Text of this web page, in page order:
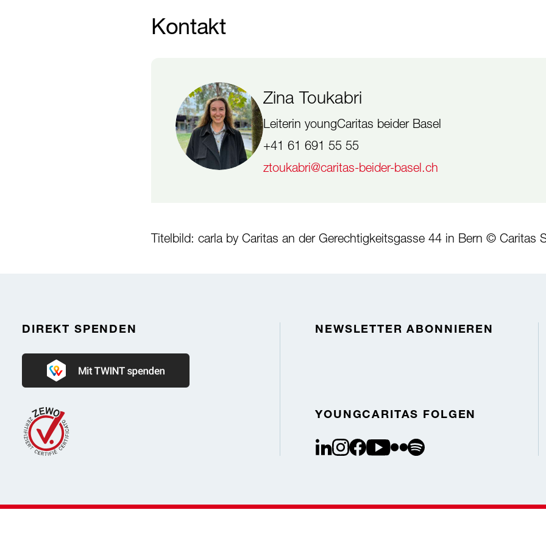
Kontakt
Zina Toukabri
Leiterin youngCaritas beider Basel
+41 61 691 55 55
ztoukabri@caritas-beider-basel.ch
Titelbild: carla by Caritas an der Gerechtigkeitsgasse 44 in Bern © Caritas
DIREKT SPENDEN
Donate with Twint
NEWSLETTER ABONNIEREN
YOUNGCARITAS FOLGEN
linkedininstagram
facebook
youtubeflickrspotify